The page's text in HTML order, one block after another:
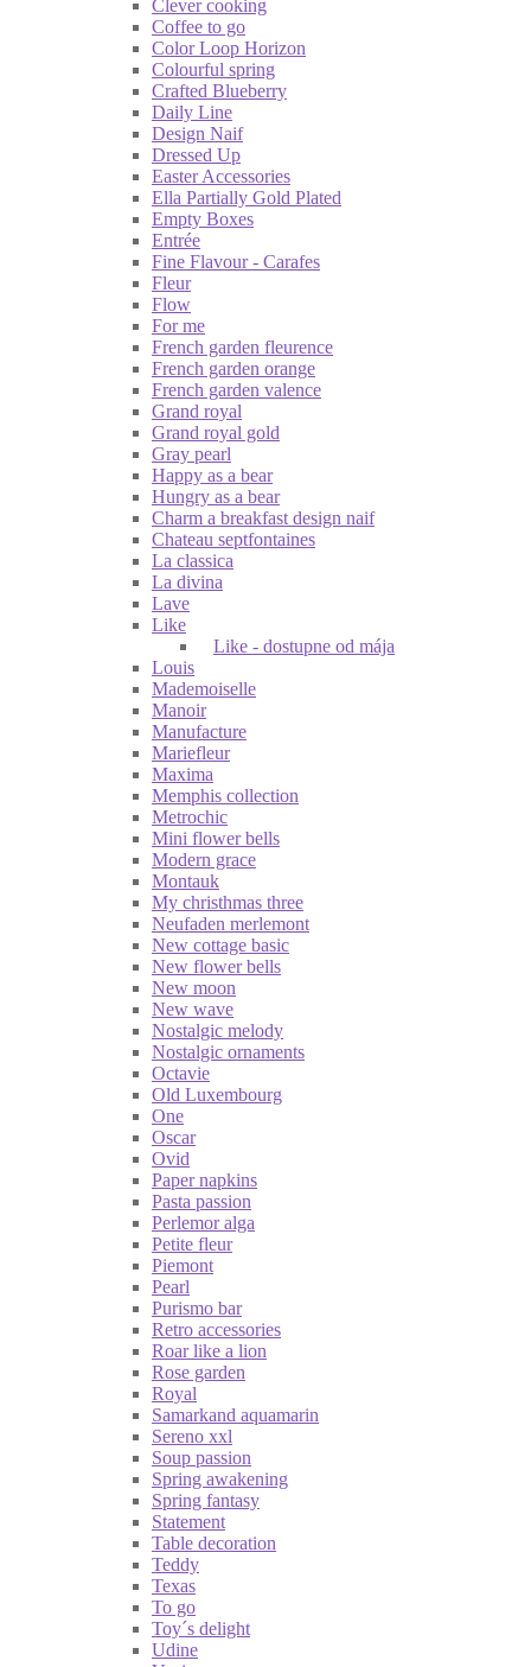
Clever cooking
Coffee to go
Color Loop Horizon
Colourful spring
Crafted Blueberry
Daily Line
Design Naif
Dressed Up
Easter Accessories
Ella Partially Gold Plated
Empty Boxes
Entrée
Fine Flavour - Carafes
Fleur
Flow
For me
French garden fleurence
French garden orange
French garden valence
Grand royal
Grand royal gold
Gray pearl
Happy as a bear
Hungry as a bear
Charm a breakfast design naif
Chateau septfontaines
La classica
La divina
Lave
Like
Like - dostupne od mája
Louis
Mademoiselle
Manoir
Manufacture
Mariefleur
Maxima
Memphis collection
Metrochic
Mini flower bells
Modern grace
Montauk
My christhmas three
Neufaden merlemont
New cottage basic
New flower bells
New moon
New wave
Nostalgic melody
Nostalgic ornaments
Octavie
Old Luxembourg
One
Oscar
Ovid
Paper napkins
Pasta passion
Perlemor alga
Petite fleur
Piemont
Pearl
Purismo bar
Retro accessories
Roar like a lion
Rose garden
Royal
Samarkand aquamarin
Sereno xxl
Soup passion
Spring awakening
Spring fantasy
Statement
Table decoration
Teddy
Texas
To go
Toy´s delight
Udine